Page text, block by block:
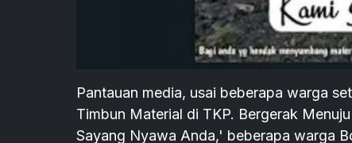
Pantauan media, usai beberapa warga
Timbun Material di TKP. Bergerak
Sayang Nyawa Anda,' beberapa warga